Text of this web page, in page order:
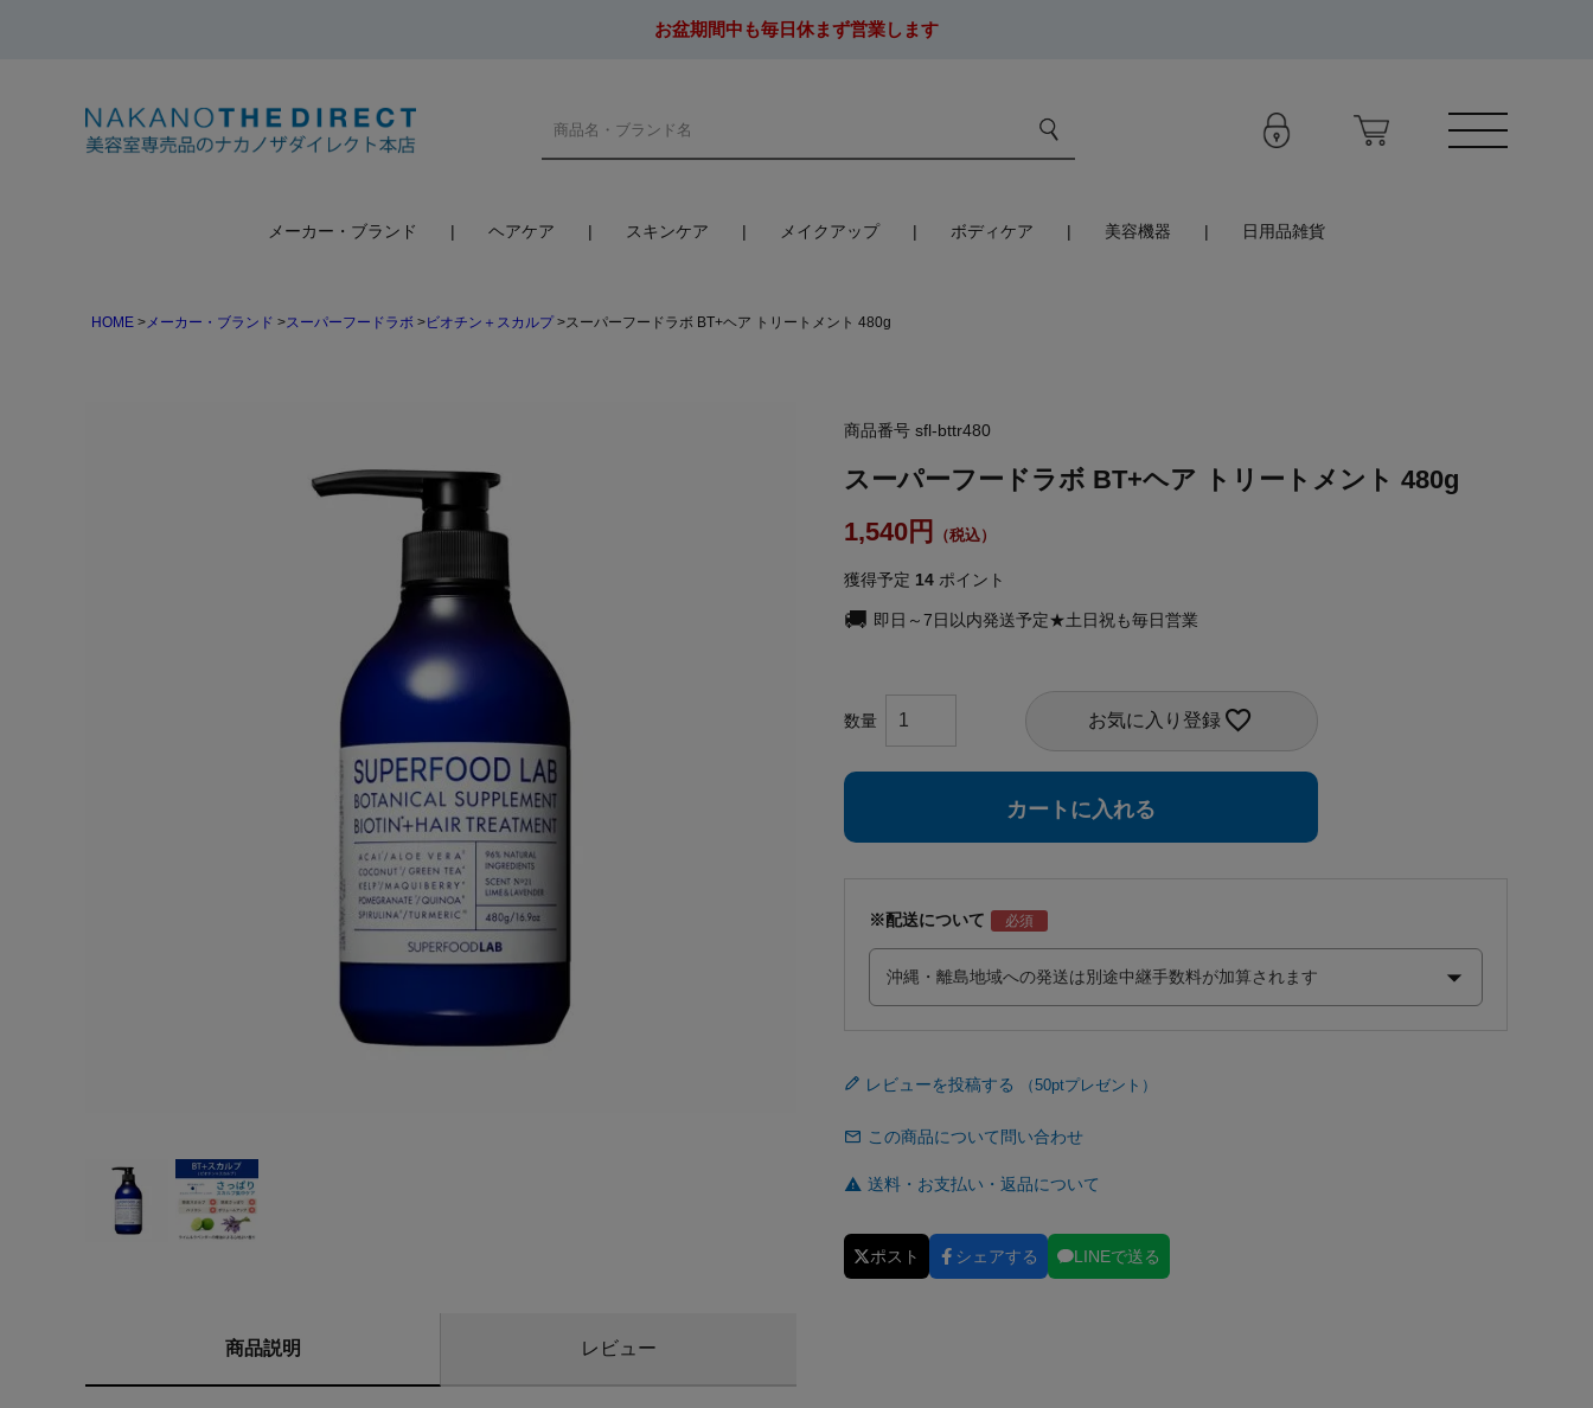
お盆期間中も毎日休まず営業します
メーカー・ブランド ヘアケア スキンケア メイクアップ ボディケア 美容機器 日用品雑貨
HOME メーカー・ブランド スーパーフードラボ ビオチン＋スカルプ スーパーフードラボ BT+ヘア トリートメント 480g
商品説明 レビュー
商品番号 sfl-bttr480
スーパーフードラボ BT+ヘア トリートメント 480g
1,540
獲得予定 14 ポイント
即日～7日以内発送予定★土日祝も毎日営業
お気に入り登録
カートに入れる
※配送について
レビューを投稿する
この商品について問い合わせ
送料・お支払い・返品について
ポスト シェアする LINEで送る